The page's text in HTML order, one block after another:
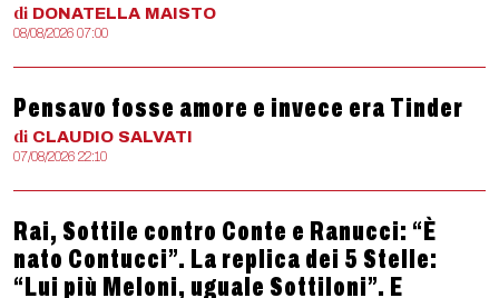
di DONATELLA MAISTO
08/08/2026 07:00
Pensavo fosse amore e invece era Tinder
di CLAUDIO SALVATI
07/08/2026 22:10
Rai, Sottile contro Conte e Ranucci: “È
nato Contucci”. La replica dei 5 Stelle:
“Lui più Meloni, uguale Sottiloni”. E